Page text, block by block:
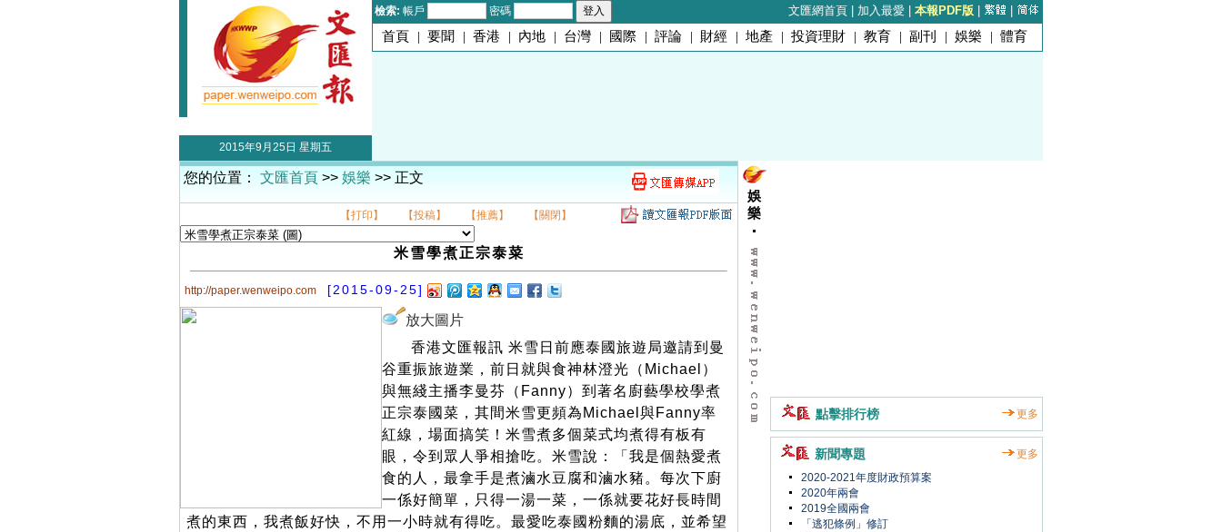
檢索: 帳戶 密碼 文匯網首頁 加入最愛 本報PDF版
首頁 | 要聞 | 香港 | 內地 | 台灣 | 國際 | 評論 | 財經 | 地產 | 投資理財 | 教育 | 副刊 | 娛樂 | 體育
2015年9月25日 星期五
您的位置： 文匯首頁 >> 娛樂 >> 正文
【打印】 【投稿】 【推薦】 【關閉】
米雪學煮正宗泰菜
http://paper.wenweipo.com [2015-09-25]
放大圖片
香港文匯報訊 米雪日前應泰國旅遊局邀請到曼
谷重振旅遊業，前日就與食神林澄光（Michael）
與無綫主播李曼芬（Fanny）到著名廚藝學校學煮
正宗泰國菜，其間米雪更頻為Michael與Fanny率
紅線，場面搞笑！米雪煮多個菜式均煮得有板有
眼，令到眾人爭相搶吃。米雪說：「我是個熱愛煮
食的人，最拿手是煮滷水豆腐和滷水豬。每次下廚
一係好簡單，只得一湯一菜，一係就要花好長時間
煮的東西，我煮飯好快，不用一小時就有得吃。最愛吃泰國粉麵的湯底，並希望
娛
樂
點擊排行榜 更多
新聞專題
更多
2020-2021年度財政預算案
2020年兩會
2019全國兩會
「逃犯條例」修訂